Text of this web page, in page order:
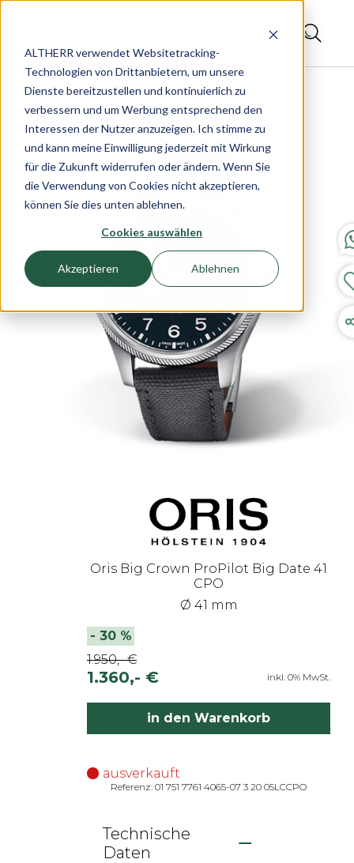
ALTHERR verwendet Websitetracking-
Technologien von Drittanbietern, um unsere
Dienste bereitzustellen und kontinuierlich zu
verbessern und um Werbung entsprechend den
Interessen der Nutzer anzuzeigen. Ich stimme zu
und kann meine Einwilligung jederzeit mit Wirkung
für die Zukunft widerrufen oder ändern. Wenn Sie
die Verwendung von Cookies nicht akzeptieren,
können Sie dies unten ablehnen.
Cookies auswählen
Akzeptieren Ablehnen
Oris Big Crown ProPilot Big Date 41
CPO
Ø 41 mm
1.360,- €
- 30 %
1.950,- €
inkl. 0% MwSt.
in den Warenkorb
ausverkauft
Referenz: 01 751 7761 4065-07 3 20 05LCCPO
Technische
Daten